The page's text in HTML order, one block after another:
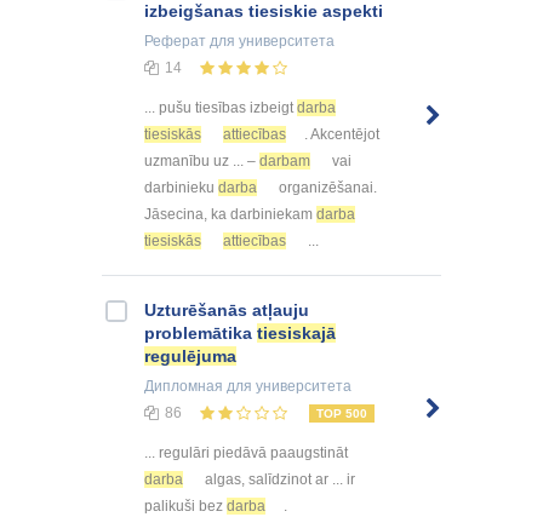
izbeigšanas tiesiskie aspekti
Реферат для университета
14
... pušu tiesības izbeigtdarba
tiesiskās
attiecības
. Akcentējot
uzmanību uz ... – darbam
vai
darbinieku darba
organizēšanai.
Jāsecina, ka darbiniekam darba
tiesiskās
attiecības ...
Uzturēšanās atļauju
problemātika tiesiskajā
regulējuma
Дипломная для университета
86
TOP 500
... regulāri piedāvā paaugstināt
darba
algas, salīdzinot ar ... ir
palikuši bez darba .